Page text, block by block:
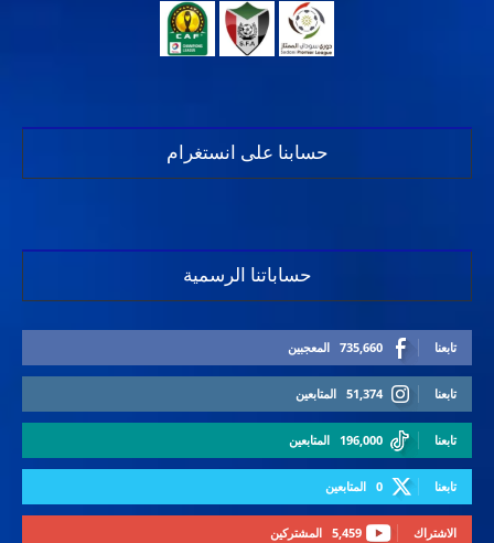
حسابنا على انستغرام
حساباتنا الرسمية
735,660 المعجبين تابعنا
51,374 المتابعين تابعنا
196,000 المتابعين تابعنا
0 المتابعين تابعنا
5,459 المشتركين الاشتراك